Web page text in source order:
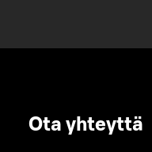
Ota yhteyttä